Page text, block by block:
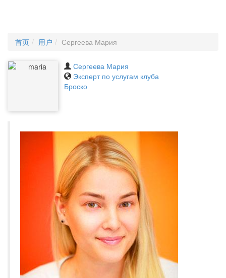
首页 用户 Сергеева Мария
Сергеева Мария
Эксперт по услугам клуба
Броско